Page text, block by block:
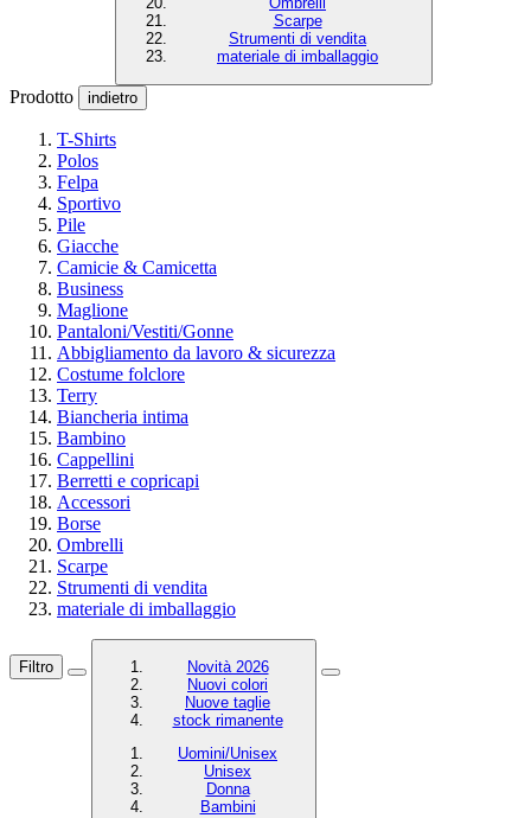
Scarpe
Strumenti di vendita
materiale di imballaggio
Prodotto indietro
T-Shirts
Polos
Felpa
Sportivo
Pile
Giacche
Camicie & Camicetta
Business
Maglione
Pantaloni/Vestiti/Gonne
Abbigliamento da lavoro & sicurezza
Costume folclore
Terry
Biancheria intima
Bambino
Cappellini
Berretti e copricapi
Accessori
Borse
Ombrelli
Scarpe
Strumenti di vendita
materiale di imballaggio
Filtro
Novità 2026
Nuovi colori
Nuove taglie
stock rimanente
Uomini/Unisex
Unisex
Donna
Bambini